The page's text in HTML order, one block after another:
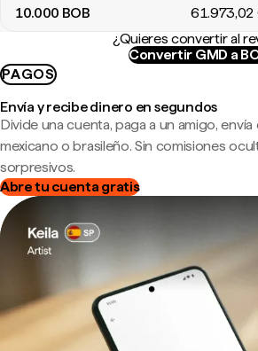
10.000 BOB 61.973,02
¿Quieres convertir al
Convertir GMD a
PAGOS
Envía y recibe dinero en segundos
Divide una cuenta, paga a un amigo,
mexicano o brasileño. Sin comisiones
sorpresivos.
Abre tu cuenta gratis